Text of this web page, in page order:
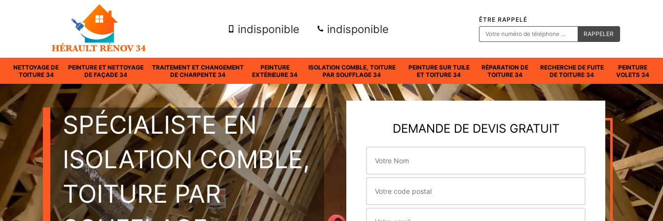
indisponible indisponible
ÊTRE RAPPELÉ
NETTOYAGE DE
TOITURE 34
PEINTURE ET NETTOYAGE
DE FAÇADE 34
TRAITEMENT ET CHANGEMENT
DE CHARPENTE 34
PEINTURE
EXTÉRIEURE 34
ISOLATION COMBLE, TOITURE
PAR SOUFFLAGE 34
PEINTURE SUR TUILE
ET TOITURE 34
RÉPARATION DE
TOITURE 34
RECHERCHE DE FUITE
DE TOITURE 34
PEINTURE
VOLETS 34
SPÉCIALISTE EN
ISOLATION COMBLE,
TOITURE PAR
DEMANDE DE DEVIS GRATUIT